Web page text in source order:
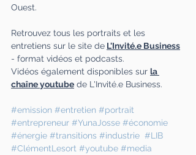
Ouest.
Retrouvez tous les portraits et les
entretiens sur le site de L'Invité.e Business
- format vidéos et podcasts.
Vidéos également disponibles sur la
chaîne youtube de L'Invité.e Business.
#emission #entretien #portrait
#entrepreneur #YunaJosse #économie
#énergie #transitions #industrie #LIB
#ClémentLesort #youtube #media